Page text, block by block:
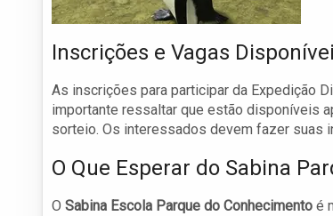
Inscrições e Vagas
As inscrições para participar da Expedição
importante ressaltar que estão disponíveis
sorteio. Os interessados devem fazer suas
O Que Esperar do Sabina
O Sabina Escola Parque do Conhecimento é